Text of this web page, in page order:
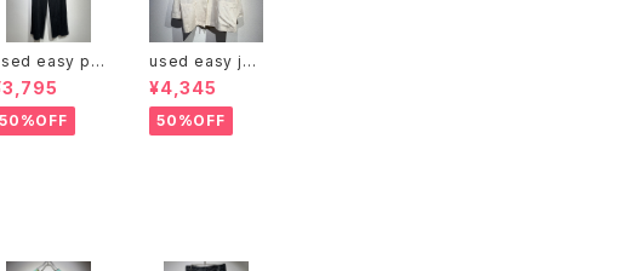
easy pa
50%OFF
used easy jac
ket
¥4,345
50%OFF